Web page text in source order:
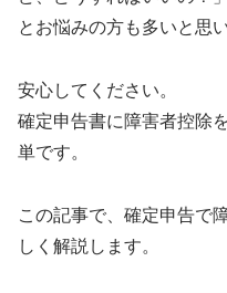
とお悩みの方も多いと思
安心してください。
確定申告書に障害者控除
単です。
この記事で、確定申告で
しく解説します。